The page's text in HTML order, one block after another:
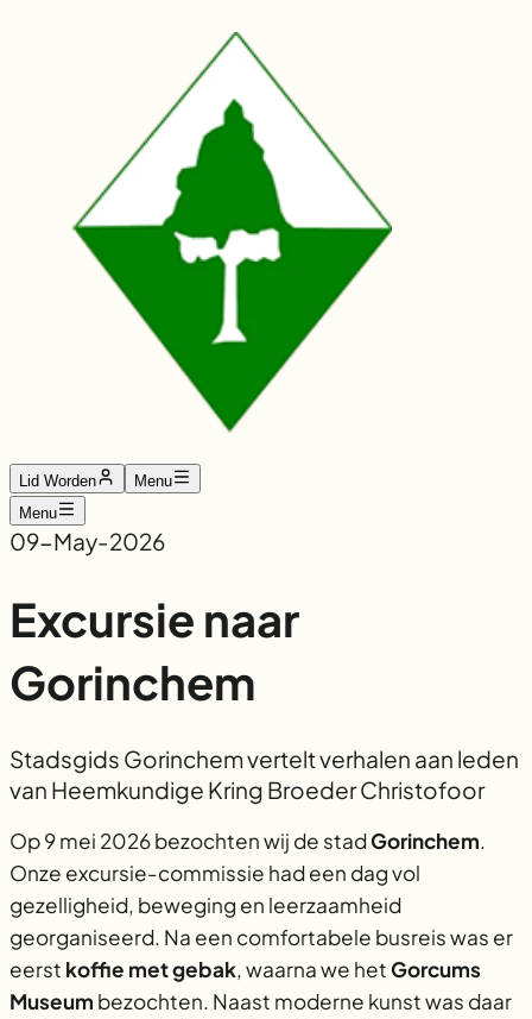
Lid Worden
Menu
Menu
09-May-2026
Excursie naar
Gorinchem
Stadsgids Gorinchem vertelt verhalen aan leden
van Heemkundige Kring Broeder Christofoor
Op 9 mei 2026 bezochten wij de stadGorinchem.
Onze excursie-commissie had een dag vol
gezelligheid, beweging en leerzaamheid
georganiseerd. Na een comfortabele busreis was er
eerst koffie met gebak, waarna we hetGorcums
Museum bezochten. Naast moderne kunst was daar